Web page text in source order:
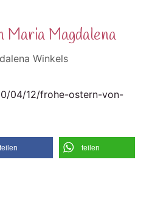
Maria Magdalena
Winkels
04/12/frohe-ostern-von-
teilen teilen